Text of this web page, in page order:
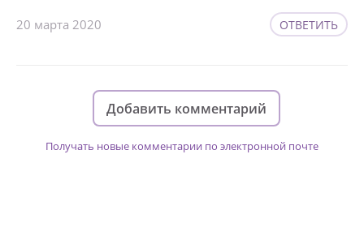
20 марта 2020 ОТВЕТИТЬ
Добавить комментарий
Получать новые комментарии по электронной почте